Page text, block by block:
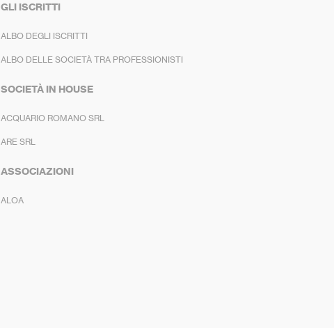
GLI ISCRITTI
ALBO DEGLI ISCRITTI
ALBO DELLE SOCIETÀ TRA PROFESSIONISTI
SOCIETÀ IN HOUSE
ACQUARIO ROMANO SRL
ARE SRL
ASSOCIAZIONI
ALOA